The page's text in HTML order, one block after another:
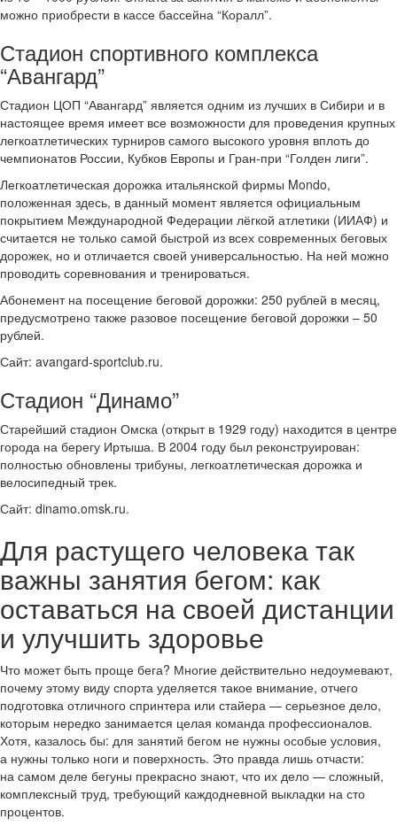
можно приобрести в кассе бассейна “Коралл”.
Стадион спортивного комплекса
“Авангард”
Стадион ЦОП “Авангард” является одним из лучших в Сибири и в
настоящее время имеет все возможности для проведения крупных
легкоатлетических турниров самого высокого уровня вплоть до
чемпионатов России, Кубков Европы и Гран-при “Голден лиги”.
Легкоатлетическая дорожка итальянской фирмы Mondo,
положенная здесь, в данный момент является официальным
покрытием Международной Федерации лёгкой атлетики (ИИАФ) и
считается не только самой быстрой из всех современных беговых
дорожек, но и отличается своей универсальностью. На ней можно
проводить соревнования и тренироваться.
Абонемент на посещение беговой дорожки: 250 рублей в месяц,
предусмотрено также разовое посещение беговой дорожки – 50
рублей.
Сайт: avangard-sportclub.ru.
Стадион “Динамо”
Старейший стадион Омска (открыт в 1929 году) находится в центре
города на берегу Иртыша. В 2004 году был реконструирован:
полностью обновлены трибуны, легкоатлетическая дорожка и
велосипедный трек.
Сайт: dinamo.omsk.ru.
Для растущего человека так
важны занятия бегом: как
оставаться на своей дистанции
и улучшить здоровье
Что может быть проще бега? Многие действительно недоумевают,
почему этому виду спорта уделяется такое внимание, отчего
подготовка отличного спринтера или стайера — серьезное дело,
которым нередко занимается целая команда профессионалов.
Хотя, казалось бы: для занятий бегом не нужны особые условия,
а нужны только ноги и поверхность. Это правда лишь отчасти:
на самом деле бегуны прекрасно знают, что их дело — сложный,
комплексный труд, требующий каждодневной выкладки на сто
процентов.